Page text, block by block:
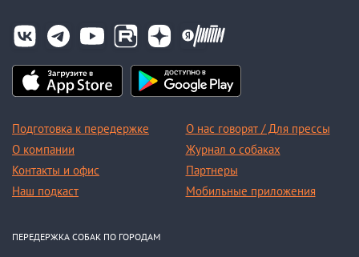
Подготовка к передержке
О компании
Контакты и офис
Наш подкаст
О нас говорят / Для прессы
Журнал о собаках
Партнеры
Мобильные приложения
ПЕРЕДЕРЖКА СОБАК ПО ГОРОДАМ